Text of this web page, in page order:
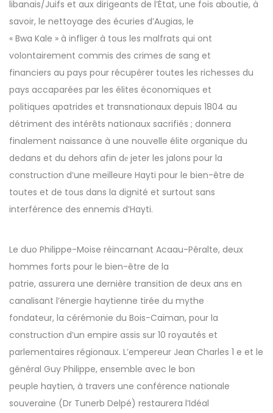
libanais/Juifs et aux dirigeants de l’État, une fois aboutie, à
savoir, le nettoyage des écuries d’Augias, le
« Bwa Kale » à infliger à tous les malfrats qui ont
volontairement commis des crimes de sang et
financiers au pays pour récupérer toutes les richesses du
pays accaparées par les élites économiques et
politiques apatrides et transnationaux depuis 1804 au
détriment des intérêts nationaux sacrifiés ; donnera
finalement naissance à une nouvelle élite organique du
dedans et du dehors afin dе jeter les jalons pour la
construction d’une meilleure Hayti pour le bien-être de
toutes et de tous dans la dignité et surtout sans
interférence des ennemis d’Hayti.
Le duo Philippe-Moise réincarnant Acaau-Péralte, deux
hommes forts pour le bien-être de la
patrie, assurera une dernière transition de deux ans en
canalisant l’énergie haytienne tirée du mythe
fondateur, la cérémonie du Bois-Caïman, pour la
construction d’un empire assis sur 10 royautés et
parlementaires régionaux. L’empereur Jean Charles 1 e et le
général Guy Philippe, ensemble avec le bon
peuple haytien, à travers une conférence nationale
souveraine (Dr Tunerb Delpé) restaurera l’Idéal